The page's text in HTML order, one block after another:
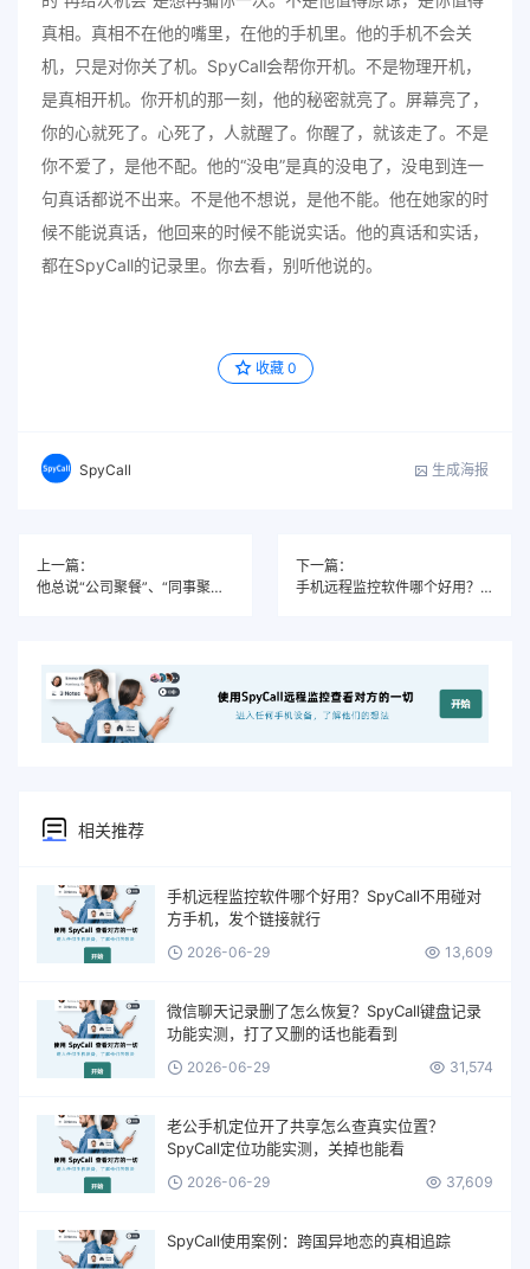
真相。真相不在他的嘴里，在他的手机里。他的手机不会关
机，只是对你关了机。SpyCall会帮你开机。不是物理开机，
是真相开机。你开机的那一刻，他的秘密就亮了。屏幕亮了，
你的心就死了。心死了，人就醒了。你醒了，就该走了。不是
你不爱了，是他不配。他的“没电”是真的没电了，没电到连一
句真话都说不出来。不是他不想说，是他不能。他在她家的时
候不能说真话，他回来的时候不能说实话。他的真话和实话，
都在SpyCall的记录里。你去看，别听他说的。
收藏 0
SpyCall 生成海报
上一篇：
他总说“公司聚餐”、“同事聚会”：SpyCall定位+录音，拆穿所有饭局谎言
下一篇：
手机远程监控软件哪个好用？SpyCall实测：不用碰对方手机也能看微信聊天记录
相关推荐
手机远程监控软件哪个好用？SpyCall不用碰对
方手机，发个链接就行
2026-06-29 13,609
微信聊天记录删了怎么恢复？SpyCall键盘记录
功能实测，打了又删的话也能看到
2026-06-29 31,574
老公手机定位开了共享怎么查真实位置？
SpyCall定位功能实测，关掉也能看
2026-06-29 37,609
SpyCall使用案例：跨国异地恋的真相追踪